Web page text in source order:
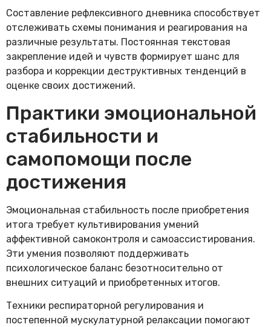
Составление рефлексивного дневника способствует
отслеживать схемы понимания и реагирования на
различные результаты. Постоянная текстовая
закрепление идей и чувств формирует шанс для
разбора и коррекции деструктивных тенденций в
оценке своих достижений.
Практики эмоциональной
стабильности и
самопомощи после
достижения
Эмоциональная стабильность после приобретения
итога требует культивирования умений
аффективной самоконтроля и самоассистирования.
Эти умения позволяют поддерживать
психологическое баланс безотносительно от
внешних ситуаций и приобретенных итогов.
Техники респираторной регулирования и
постепенной мускулатурной релаксации помогают